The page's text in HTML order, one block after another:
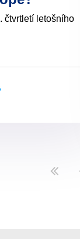
čtvrtletí letošního